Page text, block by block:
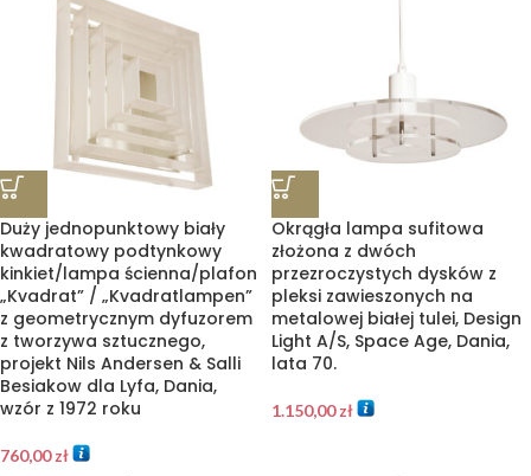
Duży jednopunktowy biały
kwadratowy podtynkowy
kinkiet/lampa ścienna/plafon
„Kvadrat” / „Kvadratlampen”
z geometrycznym dyfuzorem
z tworzywa sztucznego,
projekt Nils Andersen & Salli
Besiakow dla Lyfa, Dania,
wzór z 1972 roku
760,00zł
Okrągła lampa sufitowa
złożona z dwóch
przezroczystych dysków z
pleksi zawieszonych na
metalowej białej tulei, Design
Light A/S, Space Age, Dania,
lata 70.
1.150,00zł